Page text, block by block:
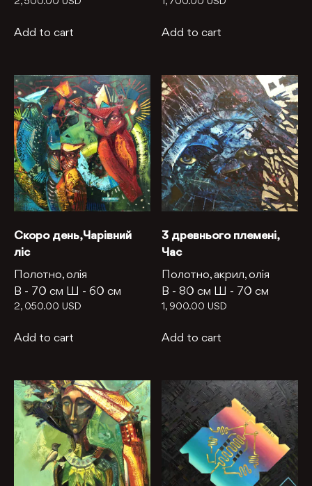
Add to cart Add to cart
Скоро день, Чарівний
ліс
Полотно, олія
В - 70 см Ш - 60 см
2, 050.00 USD
Add to cart
З древнього племені,
Час
Полотно, акрил, олія
В -80 см Ш - 70 см
1, 900.00 USD
Add to cart